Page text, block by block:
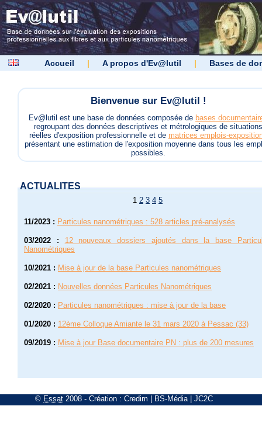
Accueil | A propos d'Ev@lutil | Bases de
Bienvenue sur Ev@lutil !
Ev@lutil est une base de données composée de bases
regroupant des données descriptives et métrologiques de situations
réelles d'exposition professionnelle et de matrices emplois-
présentant une estimation de l'exposition moyenne dans tous les
possibles.
ACTUALITES
1 2 3 4 5
11/2023 : Particules nanométriques : 528 articles pré-analysés
03/2022 :
12 nouveaux dossiers ajoutés dans la base
Nanométriques
10/2021 : Mise à jour de la base Particules nanométriques
02/2021 : Nouvelles données Particules Nanométriques
02/2020 : Particules nanométriques : mise à jour de la base
01/2020 : 12ème Colloque Amiante le 31 mars 2020 à Pessac (33)
09/2019 : Mise à jour Base documentaire PN : plus de 200 mesures
© Essat 2008 - Création : Credim BS-Média| JC2C